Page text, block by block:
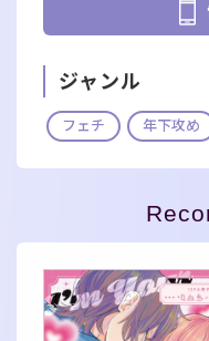
ジャンル
フェチ 年下攻め